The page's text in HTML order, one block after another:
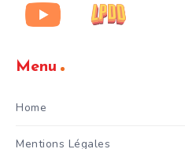
Menu
Home
Mentions Légales